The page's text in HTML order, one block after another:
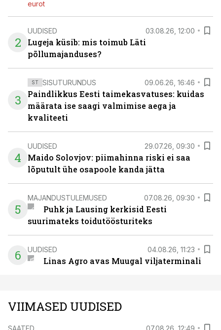
eurot
2
UUDISED 03.08.26, 12:00
Lugeja küsib: mis toimub Läti
põllumajanduses?
3
ST SISUTURUNDUS 09.06.26, 16:46
Paindlikkus Eesti taimekasvatuses: kuidas
määrata ise saagi valmimise aega ja
kvaliteeti
4
UUDISED 29.07.26, 09:30
Maido Solovjov: piimahinna riski ei saa
lõputult ühe osapoole kanda jätta
5
MAJANDUSTULEMUSED 07.08.26, 09:30
Puhk ja Lausing kerkisid Eesti
suurimateks toidutöösturiteks
6 UUDISED 04.08.26, 11:23
Linas Agro avas Muugal viljaterminali
VIIMASED UUDISED
SAATED 07.08.26, 12:49